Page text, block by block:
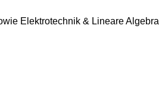
Elektrotechnik & Lineare Algebra